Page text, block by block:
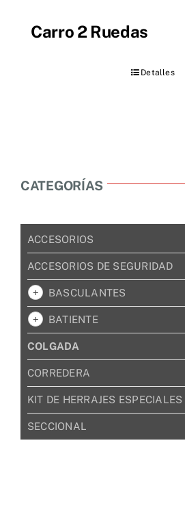
Carro 2 Ruedas
Detalles
CATEGORÍAS
ACCESORIOS
ACCESORIOS DE SEGURIDAD
BASCULANTES
BATIENTE
COLGADA
CORREDERA
KIT DE HERRAJES ESPECIALES
SECCIONAL